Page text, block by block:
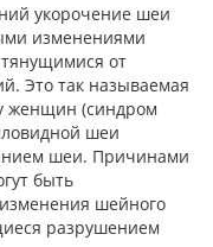
укорочение шеи
изменениями
от
Это так называемая
женщин (синдром
шеи
шеи. Причинами
быть
шейного
разрушением